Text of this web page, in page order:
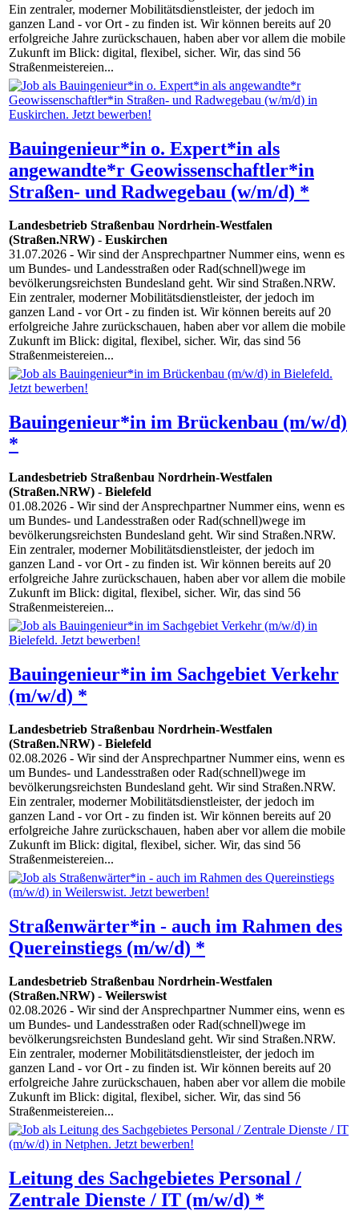
Ein zentraler, moderner Mobilitätsdienstleister, der jedoch im
ganzen Land - vor Ort - zu finden ist. Wir können bereits auf 20
erfolgreiche Jahre zurückschauen, haben aber vor allem die mobile
Zukunft im Blick: digital, flexibel, sicher. Wir, das sind 56
Straßenmeistereien...
Bauingenieur*in o. Expert*in als
angewandte*r Geowissenschaftler*in
Straßen- und Radwegebau (w/m/d) *
Landesbetrieb Straßenbau Nordrhein-Westfalen
(Straßen.NRW) - Euskirchen
31.07.2026 - Wir sind der Ansprechpartner Nummer eins, wenn es
um Bundes- und Landesstraßen oder Rad(schnell)wege im
bevölkerungsreichsten Bundesland geht. Wir sind Straßen.NRW.
Ein zentraler, moderner Mobilitätsdienstleister, der jedoch im
ganzen Land - vor Ort - zu finden ist. Wir können bereits auf 20
erfolgreiche Jahre zurückschauen, haben aber vor allem die mobile
Zukunft im Blick: digital, flexibel, sicher. Wir, das sind 56
Straßenmeistereien...
Bauingenieur*in im Brückenbau (m/w/d)
*
Landesbetrieb Straßenbau Nordrhein-Westfalen
(Straßen.NRW) - Bielefeld
01.08.2026 - Wir sind der Ansprechpartner Nummer eins, wenn es
um Bundes- und Landesstraßen oder Rad(schnell)wege im
bevölkerungsreichsten Bundesland geht. Wir sind Straßen.NRW.
Ein zentraler, moderner Mobilitätsdienstleister, der jedoch im
ganzen Land - vor Ort - zu finden ist. Wir können bereits auf 20
erfolgreiche Jahre zurückschauen, haben aber vor allem die mobile
Zukunft im Blick: digital, flexibel, sicher. Wir, das sind 56
Straßenmeistereien...
Bauingenieur*in im Sachgebiet Verkehr
(m/w/d) *
Landesbetrieb Straßenbau Nordrhein-Westfalen
(Straßen.NRW) - Bielefeld
02.08.2026 - Wir sind der Ansprechpartner Nummer eins, wenn es
um Bundes- und Landesstraßen oder Rad(schnell)wege im
bevölkerungsreichsten Bundesland geht. Wir sind Straßen.NRW.
Ein zentraler, moderner Mobilitätsdienstleister, der jedoch im
ganzen Land - vor Ort - zu finden ist. Wir können bereits auf 20
erfolgreiche Jahre zurückschauen, haben aber vor allem die mobile
Zukunft im Blick: digital, flexibel, sicher. Wir, das sind 56
Straßenmeistereien...
Straßenwärter*in - auch im Rahmen des
Quereinstiegs (m/w/d) *
Landesbetrieb Straßenbau Nordrhein-Westfalen
(Straßen.NRW) - Weilerswist
02.08.2026 - Wir sind der Ansprechpartner Nummer eins, wenn es
um Bundes- und Landesstraßen oder Rad(schnell)wege im
bevölkerungsreichsten Bundesland geht. Wir sind Straßen.NRW.
Ein zentraler, moderner Mobilitätsdienstleister, der jedoch im
ganzen Land - vor Ort - zu finden ist. Wir können bereits auf 20
erfolgreiche Jahre zurückschauen, haben aber vor allem die mobile
Zukunft im Blick: digital, flexibel, sicher. Wir, das sind 56
Straßenmeistereien...
Leitung des Sachgebietes Personal /
Zentrale Dienste / IT (m/w/d) *